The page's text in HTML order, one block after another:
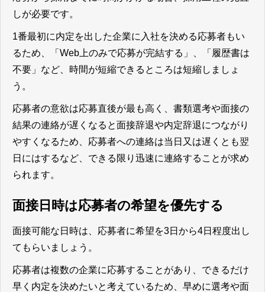
しが必要です。
1番最初に内定を出した企業に入社を決める応募者もい
るため、「Web上のみで応募が完結する」、「履歴書は
不要」など、時間が短縮できるところは短縮しましょ
う。
応募者の意欲は応募直後が最も高く、書類選考や面接の
結果の連絡が遅くなると面接辞退や内定辞退につながり
やすくなるため、応募者への連絡は当日又は遅くとも翌
日にはするなど、できる限り迅速に連絡することが求め
られます。
面接日時は応募者の希望を優先する
面接可能な日時は、応募者に希望を3日から4日程度出し
てもらいましょう。
応募者は複数の企業に応募することがあり、できるだけ
早く内定を決めたいと考えているため、早めに選考や面